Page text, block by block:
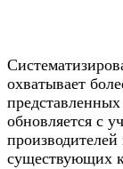
охватывает
обновляется с
существующих